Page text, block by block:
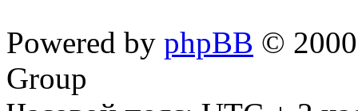
Powered by phpBB ©
Group